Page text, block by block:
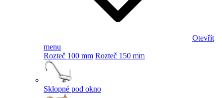
Otevřít
menu
Rozteč 100 mm Rozteč 150 mm
Sklopné pod okno